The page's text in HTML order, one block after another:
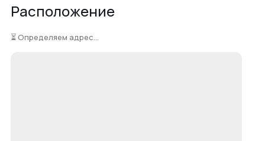
Расположение
⏳ Определяем адрес...